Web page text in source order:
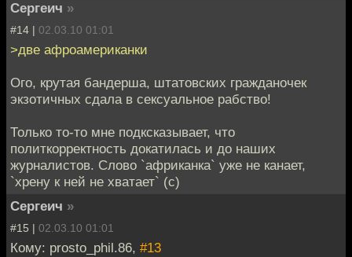
Сергеич »
#14 | 02.03.10 01:01
>две афроамериканки
Ого, крутая бандерша, штатовских гражданочек
экзотичных сдала в сексуальное рабство!
Только то-то мне подксказывает, что
политкорректность докатилась и до наших
журналистов. Слово `африканка` уже не канает,
`хрену к ней не хватает` (с)
Сергеич »
#15 | 02.03.10 01:01
Кому: prosto_phil.86, #13